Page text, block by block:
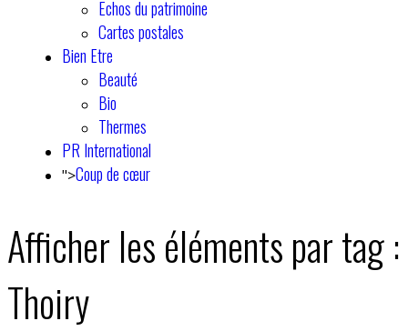
Echos du patrimoine
Cartes postales
Bien Etre
Beauté
Bio
Thermes
PR International
">Coup de cœur
Afficher les éléments par tag :
Thoiry